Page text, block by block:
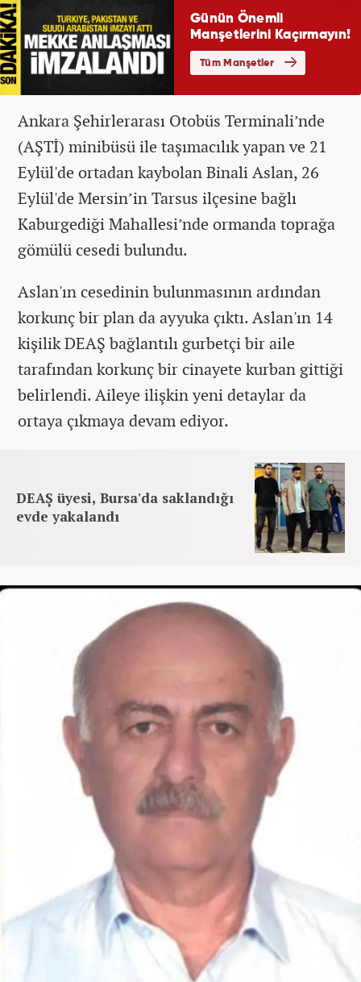
Ankara Şehirlerarası Otobüs Terminali’nde
(AŞTİ) minibüsü ile taşımacılık yapan ve 21
Eylül'de ortadan kaybolan Binali Aslan, 26
Eylül'de Mersin’in Tarsus ilçesine bağlı
Kaburgediği Mahallesi’nde ormanda toprağa
gömülü cesedi bulundu.
Aslan'ın cesedinin bulunmasının ardından
korkunç bir plan da ayyuka çıktı. Aslan'ın 14
kişilik DEAŞ bağlantılı gurbetçi bir aile
tarafından korkunç bir cinayete kurban gittiği
belirlendi. Aileye ilişkin yeni detaylar da
ortaya çıkmaya devam ediyor.
DEAŞ üyesi, Bursa'da saklandığı
evde yakalandı